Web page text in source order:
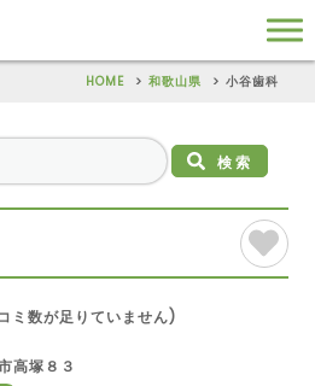
HOME 和歌山県 小谷歯科
検索
ミ数が足りていません)
高塚８３